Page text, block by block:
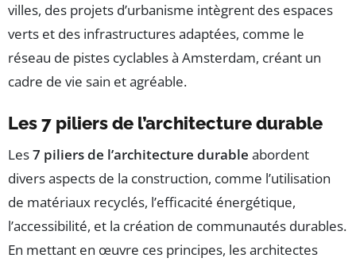
villes, des projets d’urbanisme intègrent des espaces
verts et des infrastructures adaptées, comme le
réseau de pistes cyclables à Amsterdam, créant un
cadre de vie sain et agréable.
Les 7 piliers de l’architecture durable
Les7 piliers de l’architecture durable abordent
divers aspects de la construction, comme l’utilisation
de matériaux recyclés, l’efficacité énergétique,
l’accessibilité, et la création de communautés durables.
En mettant en œuvre ces principes, les architectes